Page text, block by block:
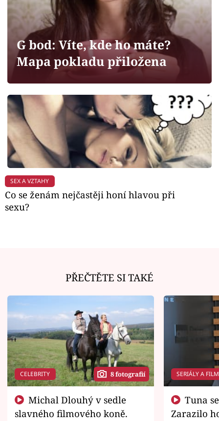
Sledujte prima+
Filmový festival Karlovy Vary
Mámy sobě
Přihlášení
Sledujte nás
G bod: Víte, kde ho máte?
Mapa pokladu přiložena
SEX A VZTAHY
Co se ženám nejčastěji honí hlavou při
sexu?
PŘEČTĚTE SI TAKÉ
CELEBRITY 8 fotografií
slavného filmového koně.
SERIÁLY A
Zarazilo